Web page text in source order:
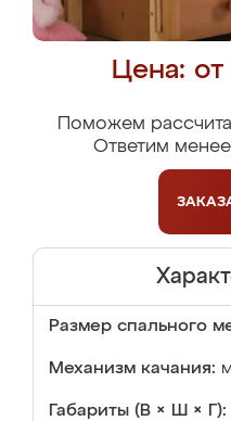
Цена:
Поможем
Ответим
Размер спального
Механизм качания:
Габариты (В × Ш × Г):